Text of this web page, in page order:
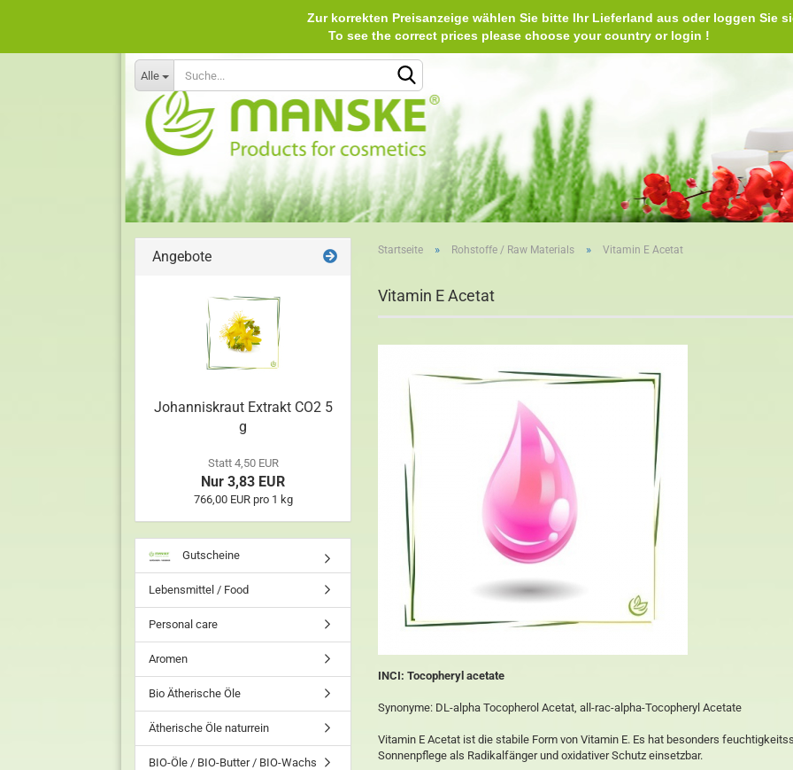
Alle
Zur korrekten Preisanzeige wählen Sie bitte Ihr Lieferland aus oder loggen Sie
To see the correct prices please choose your country or login
Startseite » Rohstoffe / Raw Materials » Vitamin E Acetat
Vitamin E Acetat
INCI: Tocopheryl acetate
Synonyme: DL-alpha Tocopherol Acetat, all-rac-alpha-Tocopheryl Acetate
Vitamin E Acetat ist die stabile Form von Vitamin E. Es hat besonders
Sonnenpflege als Radikalfänger und oxidativer Schutz einsetzbar.
Angebote
Johanniskraut Extrakt CO2 5
g
Statt 4,50 EUR
Nur 3,83 EUR
766,00 EUR pro 1 kg
Gutscheine
Lebensmittel / Food
Personal care
Aromen
Bio Ätherische Öle
Ätherische Öle naturrein
BIO-Öle / BIO-Butter / BIO-Wachs